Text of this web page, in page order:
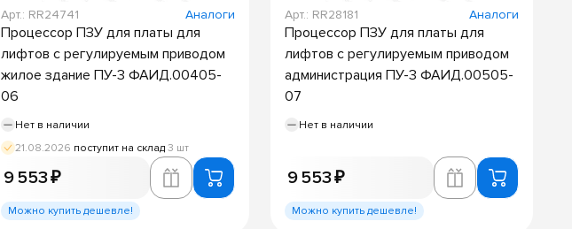
Арт.: RR24741 Аналоги
Процессор ПЗУ для платы для
лифтов с регулируемым приводом
жилое здание ПУ-3 ФАИД.00405-
06
Нет в наличии
21.08.2026 поступит на склад 3 шт
9 553 ₽
Можно купить дешевле!
Арт.: RR28181 Аналоги
Процессор ПЗУ для платы для
лифтов с регулируемым приводом
администрация ПУ-3 ФАИД.00505-
07
Нет в наличии
9 553 ₽
Можно купить дешевле!